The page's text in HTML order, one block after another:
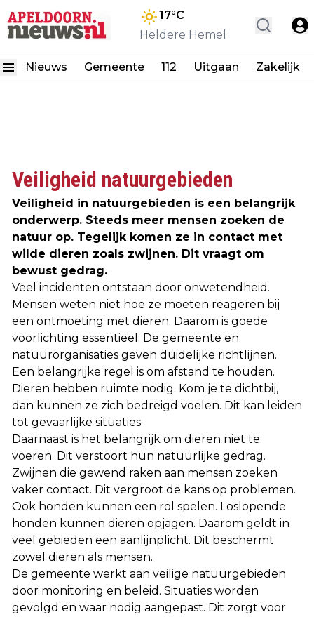
17°C
Heldere Hemel
Nieuws Gemeente 112 Uitgaan Zakelijk
Veiligheid natuurgebieden
Veiligheid in natuurgebieden is een belangrijk
onderwerp. Steeds meer mensen zoeken de
natuur op. Tegelijk komen ze in contact met
wilde dieren zoals zwijnen. Dit vraagt om
bewust gedrag.
Veel incidenten ontstaan door onwetendheid.
Mensen weten niet hoe ze moeten reageren bij
een ontmoeting met dieren. Daarom is goede
voorlichting essentieel. De gemeente en
natuurorganisaties geven duidelijke richtlijnen.
Een belangrijke regel is om afstand te houden.
Dieren hebben ruimte nodig. Kom je te dichtbij,
dan kunnen ze zich bedreigd voelen. Dit kan leiden
tot gevaarlijke situaties.
Daarnaast is het belangrijk om dieren niet te
voeren. Dit verstoort hun natuurlijke gedrag.
Zwijnen die gewend raken aan mensen zoeken
vaker contact. Dit vergroot de kans op problemen.
Ook honden kunnen een rol spelen. Loslopende
honden kunnen dieren opjagen. Daarom geldt in
veel gebieden een aanlijnplicht. Dit beschermt
zowel dieren als mensen.
De gemeente werkt aan veilige natuurgebieden
door monitoring en beleid. Situaties worden
gevolgd en waar nodig aangepast. Dit zorgt voor